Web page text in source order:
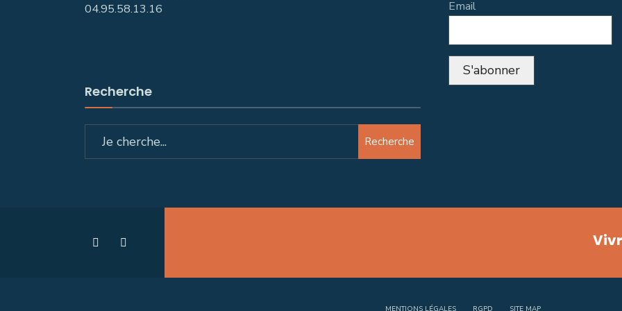
04.95.58.13.16
Recherche
Recherche
Email
MENTIONS LÉGALES RGPD SITE MAP